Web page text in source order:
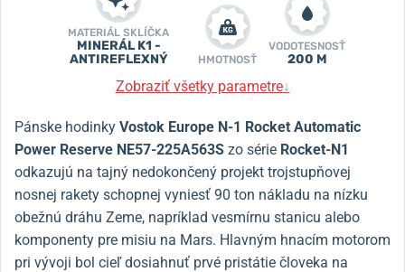
MATERIÁL SKLÍČKA
MINERÁL K1 -
ANTIREFLEXNÝ
HMOTNOSŤ
VODOTESNOSŤ
200 M
Zobraziť všetky parametre↓
Pánske hodinky Vostok Europe N-1 Rocket Automatic
Power Reserve NE57-225A563S zo série Rocket-N1
odkazujú na tajný nedokončený projekt trojstupňovej
nosnej rakety schopnej vyniesť 90 ton nákladu na nízku
obežnú dráhu Zeme, napríklad vesmírnu stanicu alebo
komponenty pre misiu na Mars. Hlavným hnacím motorom
pri vývoji bol cieľ dosiahnuť prvé pristátie človeka na